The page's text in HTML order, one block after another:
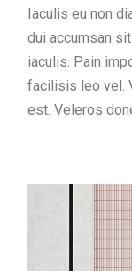
Iaculis eu non
dui accumsan
iaculis. Pain
facilisis leo vel.
est. Veleros